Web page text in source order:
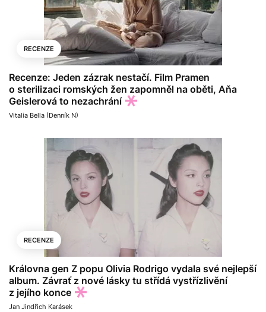
RECENZE
Recenze: Jeden zázrak nestačí. Film Pramen
o sterilizaci romských žen zapomněl na oběti, Aňa
Geislerová to nezachrání
Vitalia Bella (Denník N)
RECENZE
Královna gen Z popu Olivia Rodrigo vydala své nejlepší
album. Závrať z nové lásky tu střídá vystřízlivění
z jejího konce
Jan Jindřich Karásek